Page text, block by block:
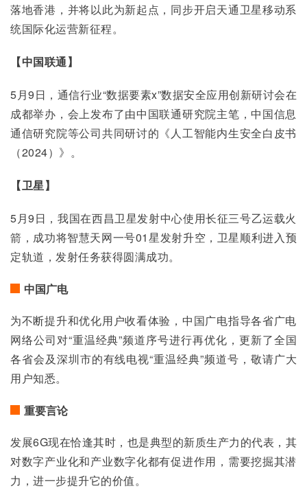
落地香港，并将以此为新起点，同步开启天通卫星移动系
统国际化运营新征程。
【中国联通】
5月9日，通信行业“数据要素x”数据安全应用创新研讨会在
成都举办，会上发布了由中国联通研究院主笔，中国信息
通信研究院等公司共同研讨的《人工智能内生安全白皮书
（2024）》。
【卫星】
5月9日，我国在西昌卫星发射中心使用长征三号乙运载火
箭，成功将智慧天网一号01星发射升空，卫星顺利进入预
定轨道，发射任务获得圆满成功。
中国广电
为不断提升和优化用户收看体验，中国广电指导各省广电
网络公司对“重温经典”频道序号进行再优化，更新了全国
各省会及深圳市的有线电视“重温经典”频道号，敬请广大
用户知悉。
重要言论
发展6G现在恰逢其时，也是典型的新质生产力的代表，其
对数字产业化和产业数字化都有促进作用，需要挖掘其潜
力，进一步提升它的价值。